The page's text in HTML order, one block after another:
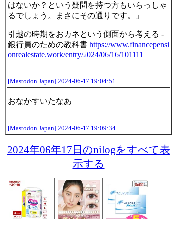
はないか？という疑問を持つ方もいらっしゃ
るでしょう。まさにその通りです。」
引越の時期をおカネという側面から考える -
銀行員のための教科書 https://www.financepensi
onrealestate.work/entry/2024/06/16/101111
[Mastodon Japan] 2024-06-17 19:04:51
おなかすいたなあ
[Mastodon Japan] 2024-06-17 19:09:34
2024年06年17日のnilogをすべて表
示する